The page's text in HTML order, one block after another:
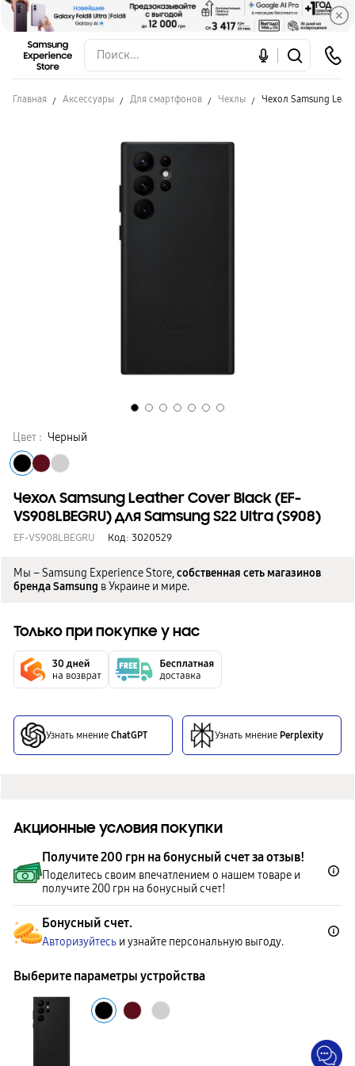
Главная Аксессуары Для смартфонов Чехлы Чехол Samsung
Цвет : Черный
Чехол Samsung Leather Cover Black (EF-
VS908LBEGRU) для Samsung S22 Ultra (S908)
EF-VS908LBEGRU Код: 3020529
Мы – Samsung Experience Store,собственная сеть магазинов
бренда Samsung в Украине и мире.
Только при покупке у нас
Узнать мнение ChatGPT Узнать мнение Perplexity
Акционные условия покупки
Получите 200 грн на бонусный счет за отзыв!
Поделитесь своим впечатлением о нашем товаре и
получите 200 грн на бонусный счет!
Бонусный счет.
Авторизуйтесь и узнайте персональную выгоду.
Выберите параметры устройства